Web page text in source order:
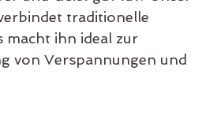
traditionelle
macht ihn ideal zur
von Verspannungen und